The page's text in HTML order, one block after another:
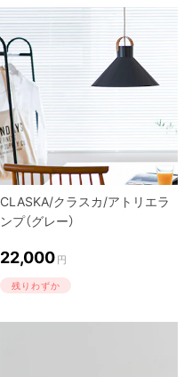
CLASKA/クラスカ/アトリエラ
ンプ（グレー）
22,000 円
残りわずか